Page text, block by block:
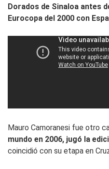
Dorados de Sinaloa antes
Eurocopa del 2000 con
Mauro Camoranesi fue otro
mundo en 2006, jugó la
coincidió con su etapa en